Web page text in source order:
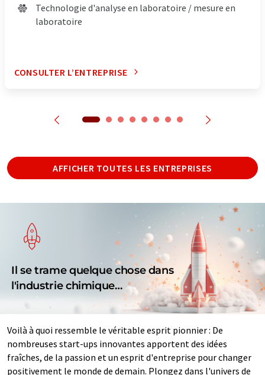
Technologie d'analyse en laboratoire / mesure en
laboratoire
CONSULTER L’ENTREPRISE
AFFICHER TOUTES LES ENTREPRISES
Il se trame quelque chose dans
l'industrie chimique…
Voilà à quoi ressemble le véritable esprit pionnier : De
nombreuses start-ups innovantes apportent des idées
fraîches, de la passion et un esprit d'entreprise pour changer
positivement le monde de demain. Plongez dans l'univers de